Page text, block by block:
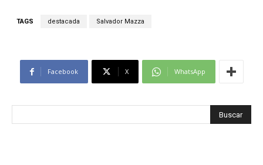
TAGS destacada Salvador Mazza
Facebook X WhatsApp